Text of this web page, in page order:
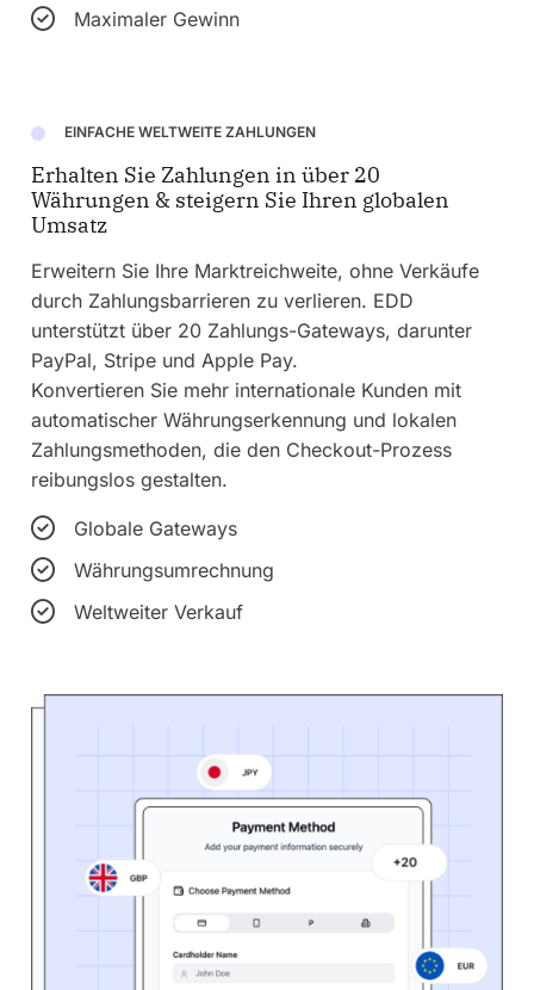
Maximaler Gewinn
EINFACHE WELTWEITE ZAHLUNGEN
Erhalten Sie Zahlungen in über 20
Währungen & steigern Sie Ihren globalen
Umsatz
Erweitern Sie Ihre Marktreichweite, ohne Verkäufe
durch Zahlungsbarrieren zu verlieren. EDD
unterstützt über 20 Zahlungs-Gateways, darunter
PayPal, Stripe und Apple Pay.
Konvertieren Sie mehr internationale Kunden mit
automatischer Währungserkennung und lokalen
Zahlungsmethoden, die den Checkout-Prozess
reibungslos gestalten.
Globale Gateways
Währungsumrechnung
Weltweiter Verkauf